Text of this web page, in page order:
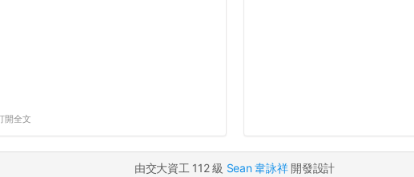
開全文
由交大資工 112 級 Sean 韋詠祥開發設計